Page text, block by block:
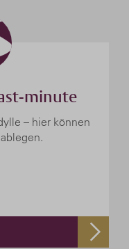
minute
– hier können